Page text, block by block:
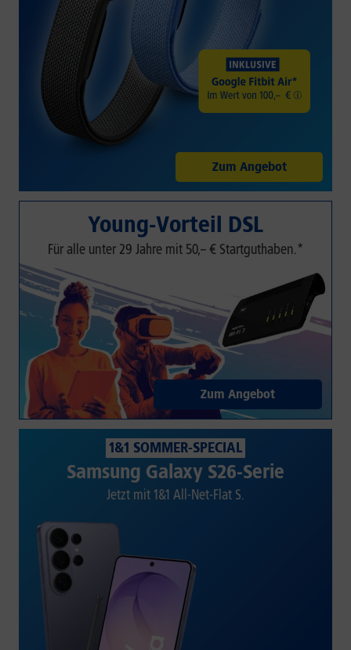
Zum Angebot
Young-Vorteil DSL
Für alle unter 29 Jahre mit 50,– € Startguthaben.*
Zum Angebot
1&1 SOMMER-SPECIAL
Samsung Galaxy S26-Serie
Jetzt mit 1&1 All-Net-Flat S.